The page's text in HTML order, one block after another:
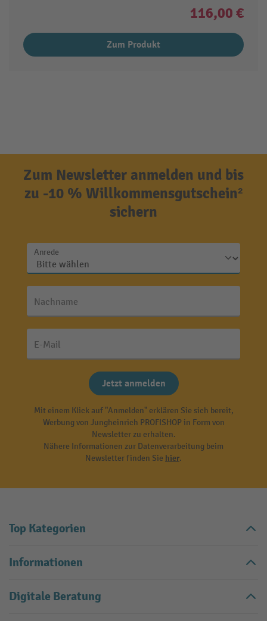
116,00 €
Zum Produkt
Zum Newsletter anmelden und bis
zu -10 % Willkommensgutschein²
sichern
Anrede
Nachname
E-Mail
Jetzt anmelden
Mit einem Klick auf "Anmelden" erklären Sie sich bereit,
Werbung von Jungheinrich PROFISHOP in Form von
Newsletter zu erhalten.
Nähere Informationen zur Datenverarbeitung beim
Newsletter finden Sie hier.
Top Kategorien
Informationen
Digitale Beratung